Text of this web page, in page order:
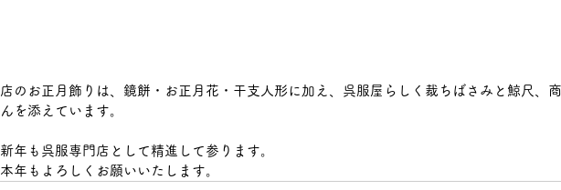
店のお正月飾りは、鏡餅・お正月花・干支人形に加え、呉服屋らしく裁ちばさみと鯨尺、
んを添えています。
新年も呉服専門店として精進して参ります。
本年もよろしくお願いいたします。